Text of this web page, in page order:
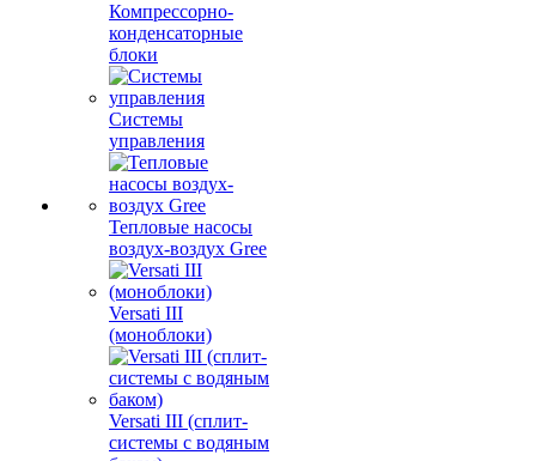
Компрессорно-
конденсаторные
блоки
Системы
управления
Тепловые насосы
воздух-воздух Gree
Versati III
(моноблоки)
Versati III (сплит-
системы с водяным